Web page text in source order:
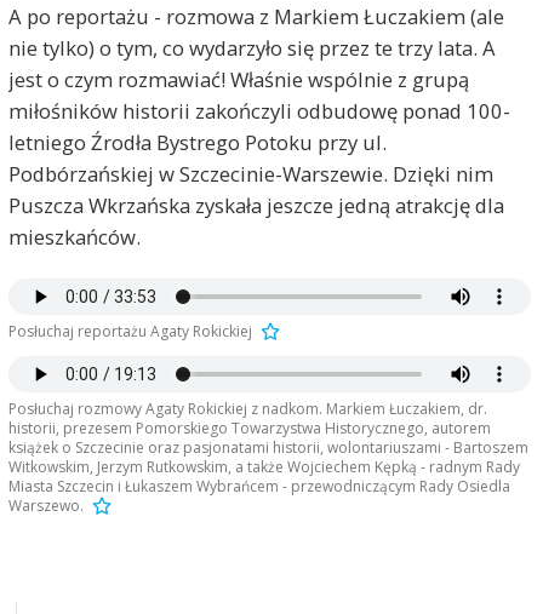
A po reportażu - rozmowa z Markiem Łuczakiem (ale
nie tylko) o tym, co wydarzyło się przez te trzy lata. A
jest o czym rozmawiać! Właśnie wspólnie z grupą
miłośników historii zakończyli odbudowę ponad 100-
letniego Źrodła Bystrego Potoku przy ul.
Podbórzańskiej w Szczecinie-Warszewie. Dzięki nim
Puszcza Wkrzańska zyskała jeszcze jedną atrakcję dla
mieszkańców.
Posłuchaj reportażu Agaty Rokickiej
Posłuchaj rozmowy Agaty Rokickiej z nadkom. Markiem Łuczakiem, dr.
historii, prezesem Pomorskiego Towarzystwa Historycznego, autorem
książek o Szczecinie oraz pasjonatami historii, wolontariuszami - Bartoszem
Witkowskim, Jerzym Rutkowskim, a także Wojciechem Kępką - radnym Rady
Miasta Szczecin i Łukaszem Wybrańcem - przewodniczącym Rady Osiedla
Warszewo.